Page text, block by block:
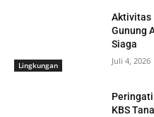
Lingkungan
Aktivitas
Gunung
Siaga
Juli 4, 2026
KBS